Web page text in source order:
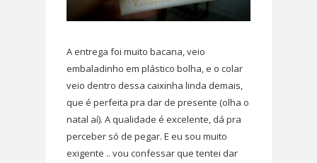
A entrega foi muito bacana, veio
embaladinho em plástico bolha, e o colar
veio dentro dessa caixinha linda demais,
que é perfeita pra dar de presente (olha o
natal aí). A qualidade é excelente, dá pra
perceber só de pegar. E eu sou muito
exigente .. vou confessar que tentei dar